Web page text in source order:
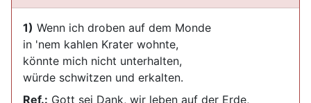
1) Wenn ich droben auf dem Monde
in 'nem kahlen Krater wohnte,
könnte mich nicht unterhalten,
würde schwitzen und erkalten.
Ref.: Gott sei Dank, wir leben auf der Erde,